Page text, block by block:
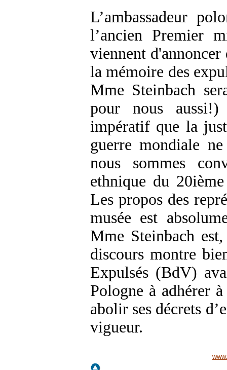
L’ambassadeur
l’ancien Premier
viennent
la mémoire des
Mme Steinbach
pour nous
impératif que la
guerre mondiale
nous sommes
ethnique du
Les propos des
musée est
Mme Steinbach
discours montre
Expulsés (BdV)
Pologne à adhérer
abolir ses décrets
vigueur.